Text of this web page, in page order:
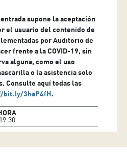
supone la aceptación
el usuario del contenido de
por Auditorio de
frente a la COVID-19, sin
alguna, como el uso
o la asistencia solo
Consulte aquí todas las
bit.ly/3haP4fH.
19:30